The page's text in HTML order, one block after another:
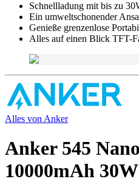
Schnellladung mit bis zu
Ein umweltschonender
Genieße grenzenlose
Alles auf einen Blick TFT-
Alles von Anker
Anker 545
10000mAh 30W